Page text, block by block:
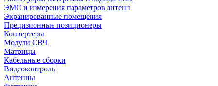
ЭМС и измерения параметров антенн
Экранированные помещения
Прецизионные позиционеры
Конвертеры
Модули СВЧ
Матрицы
Кабельные сборки
Видеоконтроль
Антенны